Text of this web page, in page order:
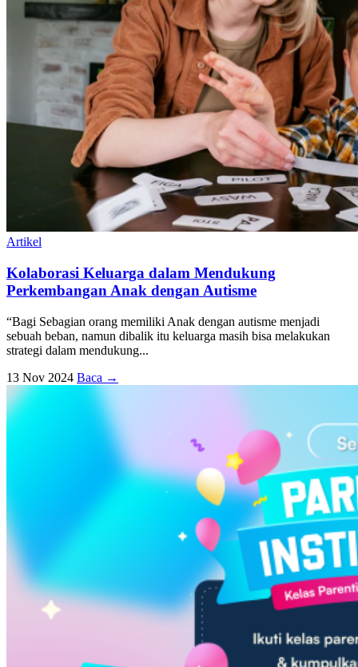
Artikel
Kolaborasi Keluarga dalam Mendukung
Perkembangan Anak dengan Autisme
“Bagi Sebagian orang memiliki Anak dengan autisme menjadi
sebuah beban, namun dibalik itu keluarga masih bisa melakukan
strategi dalam mendukung...
13 Nov 2024 Baca →